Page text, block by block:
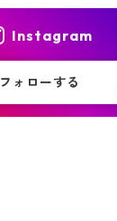
Instagram
フォローする